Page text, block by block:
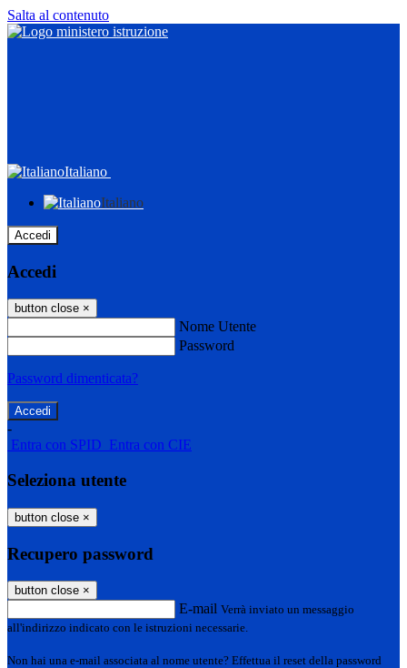
Salta al contenuto
Italiano
Italiano
Accedi
Accedi
button close ×
Nome Utente
Password
Password dimenticata?
-
Entra con SPID Entra con CIE
Seleziona utente
button close ×
Recupero password
button close ×
E-mail Verrà inviato un messaggio
all'indirizzo indicato con le istruzioni necessarie.
Non hai una e-mail associata al nome utente? Effettua il reset della password